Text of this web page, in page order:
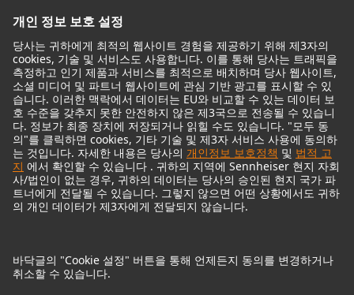
기념적인 마이크
Audio Interface
Imprint